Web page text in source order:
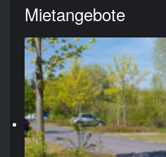
Mietangebote